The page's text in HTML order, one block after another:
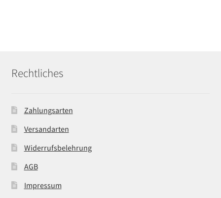
Rechtliches
Zahlungsarten
Versandarten
Widerrufsbelehrung
AGB
Impressum